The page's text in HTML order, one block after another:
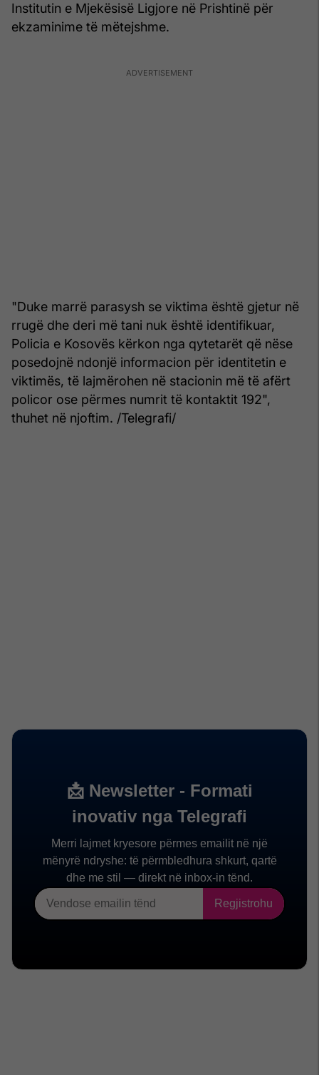
Institutin e Mjekësisë Ligjore në Prishtinë për
ekzaminime të mëtejshme.
"Duke marrë parasysh se viktima është gjetur në
rrugë dhe deri më tani nuk është identifikuar,
Policia e Kosovës kërkon nga qytetarët që nëse
posedojnë ndonjë informacion për identitetin e
viktimës, të lajmërohen në stacionin më të afërt
policor ose përmes numrit të kontaktit 192",
thuhet në njoftim. /Telegrafi/